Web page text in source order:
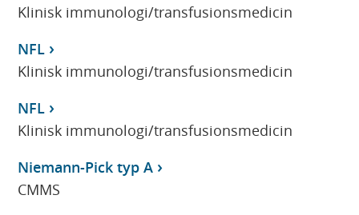
Klinisk immunologi/transfusionsmedicin
NFL
Klinisk immunologi/transfusionsmedicin
NFL
Klinisk immunologi/transfusionsmedicin
Niemann-Pick typ A
CMMS